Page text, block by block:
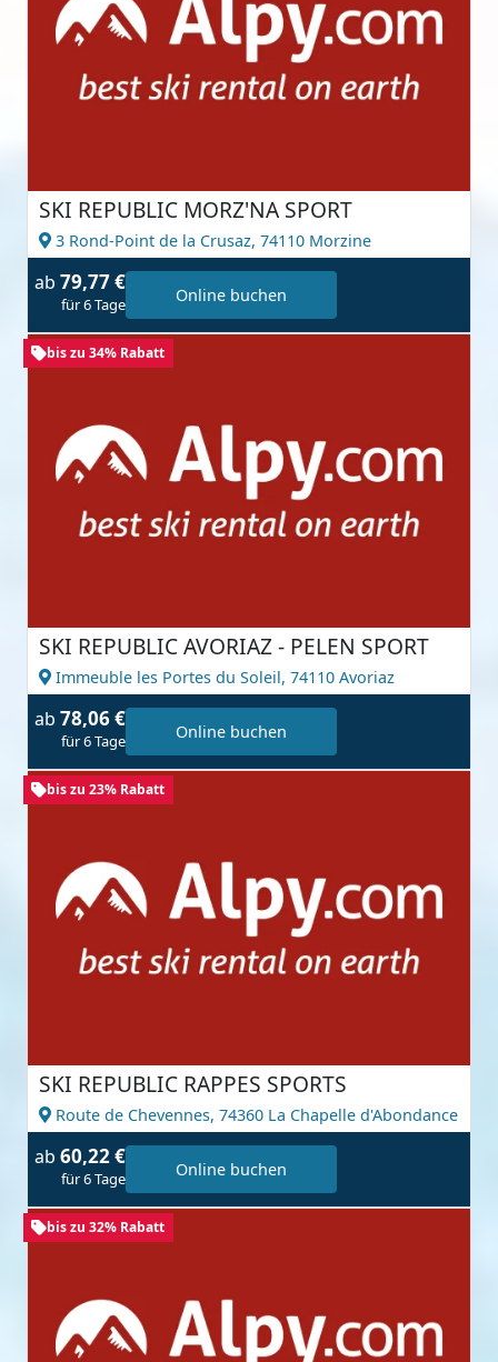
SKI REPUBLIC MORZ'NA SPORT
3 Rond-Point de la Crusaz, 74110 Morzine
ab 79,77 €
für 6 Tage Online buchen
bis zu 34% Rabatt
SKI REPUBLIC AVORIAZ - PELEN SPORT
Immeuble les Portes du Soleil, 74110 Avoriaz
ab 78,06 €
für 6 Tage Online buchen
bis zu 23% Rabatt
SKI REPUBLIC RAPPES SPORTS
Route de Chevennes, 74360 La Chapelle d'Abondance
ab 60,22 €
für 6 Tage Online buchen
bis zu 32% Rabatt